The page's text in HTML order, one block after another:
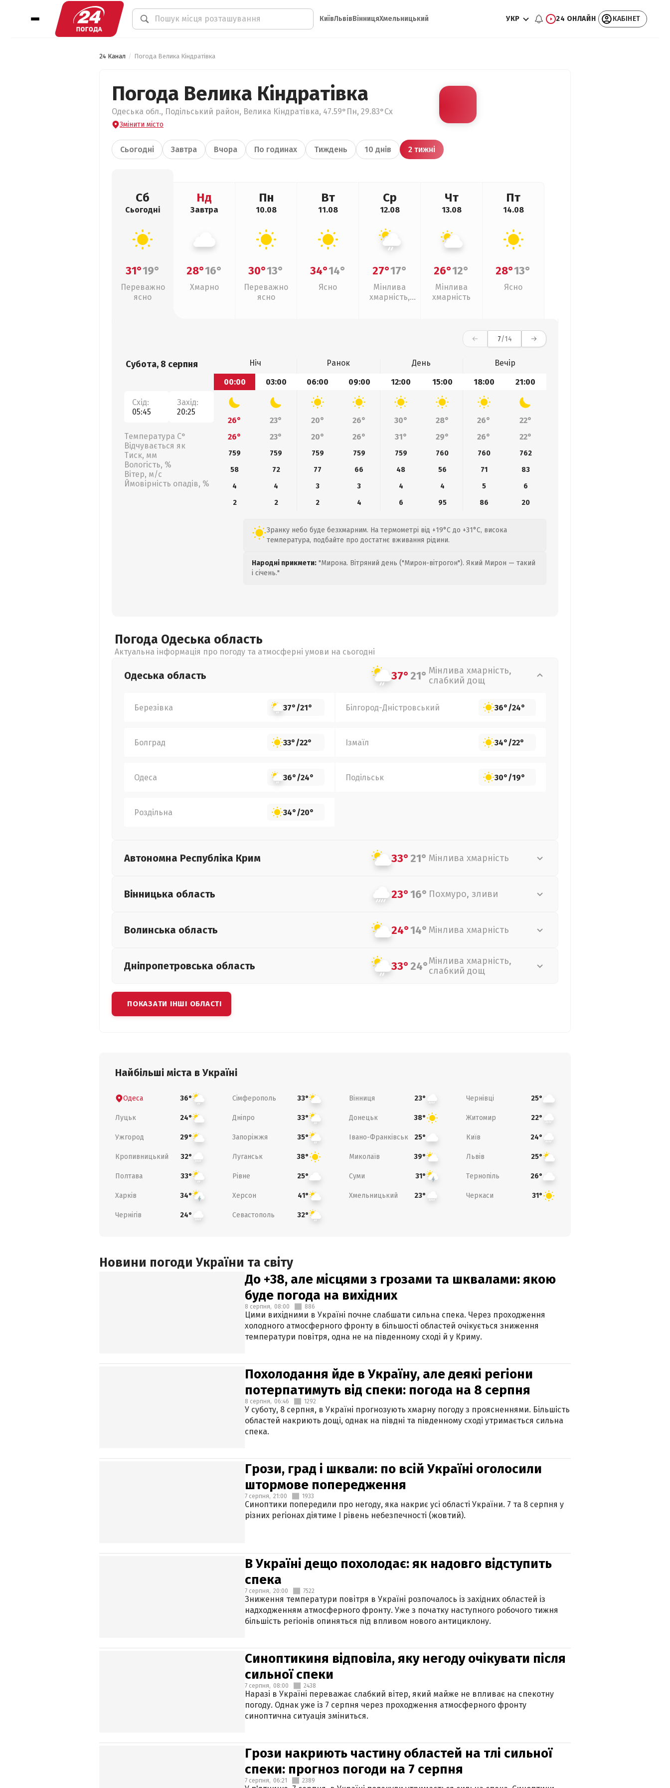
КиївЛьвівВінницяХмельницький УКР 24 ОНЛАЙН КАБІНЕТ
24 Канал Погода Велика Кіндратівка
Погода Велика Кіндратівка
Одеська обл., Подільський район, Велика Кіндратівка, 47.59°Пн, 29.83°Сх
Змінити місто
Сьогодні Завтра Вчора По годинах Тиждень 10 днів 2 тижні
Сб
Сьогодні
31°19°
Переважно
ясно
Нд
Завтра
28°16°
Хмарно
Пн
10.08
30°13°
Переважно
ясно
Вт
11.08
34°14°
Ясно
Ср
12.08
27°17°
Мінлива
хмарність,
Чт
13.08
26°12°
Мінлива
хмарність
Пт
14.08
28°13°
Ясно
7/14
Субота, 8 серпня
Схід:
05:45
Захід:
20:25
Температура С°
Відчувається як
Тиск, мм
Вологість, %
Вітер, м/с
Ймовірність опадів, %
Ніч Ранок День
Вечір
00:00
03:00 06:00 09:00 12:00 15:00 18:00 21:00
26° 23° 20° 26° 30° 28° 26°
22°
26°
23° 20° 26° 31° 29° 26° 22°
759 759 759 759 759 760 760
762
58
72 77 66 48 56 71
83
4
4 3 3 4 4 5
6
2
2 2 4 6 95 86 20
Зранку небо буде безхмарним. На термометрі від +19°C до +31°C, висока
температура, подбайте про достатнє вживання рідини.
Народні прикмети: "Мирона. Вітряний день ("Мирон-вітрогон"). Який Мирон — такий
і січень."
Погода Одеська область
Актуальна інформація про погоду та атмосферні умови на сьогодні
Одеська область 37°21° Мінлива хмарність,
слабкий дощ
Березівка 37°/21° Білгород-Дністровський 36°/24°
Болград 33°/22° Ізмаїл 34°/22°
Одеса 36°/24° Подільськ 30°/19°
Роздільна 34°/20°
Автономна Республіка Крим 33°21° Мінлива хмарність
Вінницька область 23°16° Похмуро, зливи
Волинська область 24°14° Мінлива хмарність
Дніпропетровська область 33°24°Мінлива хмарність,
слабкий дощ
ПОКАЗАТИ ІНШІ ОБЛАСТІ
Найбільші міста в Україні
Одеса 36° Сімферополь 33° Вінниця 23° Чернівці 25°
Луцьк 24° Дніпро 33° Донецьк 38° Житомир 22°
Ужгород 29° Запоріжжя 35° Івано-Франківськ 25° Київ 24°
Кропивницький 32° Луганськ 38° Миколаїв 39° Львів 25°
Полтава 33° Рівне 25° Суми 31° Тернопіль 26°
Харків 34° Херсон 41° Хмельницький 23° Черкаси 31°
Чернігів 24° Севастополь 32°
Новини погоди України та світу
До +38, але місцями з грозами та шквалами: якою
буде погода на вихідних
8 серпня, 08:00 886
Цими вихідними в Україні почне слабшати сильна спека. Через проходження
холодного атмосферного фронту в більшості областей очікується зниження
температури повітря, одна не на південному сході й у Криму.
Похолодання йде в Україну, але деякі регіони
потерпатимуть від спеки: погода на 8 серпня
8 серпня, 06:46 1292
У суботу, 8 серпня, в Україні прогнозують хмарну погоду з проясненнями. Більшість
областей накриють дощі, однак на півдні та південному сході утримається сильна
спека.
Грози, град і шквали: по всій Україні оголосили
штормове попередження
7 серпня, 21:00 1933
Синоптики попередили про негоду, яка накриє усі області України. 7 та 8 серпня у
різних регіонах діятиме І рівень небезпечності (жовтий).
В Україні дещо похолодає: як надовго відступить
спека
7 серпня, 20:00 7522
Зниження температури повітря в Україні розпочалось із західних областей із
надходженням атмосферного фронту. Уже з початку наступного робочого тижня
більшість регіонів опиняться під впливом нового антициклону.
Синоптикиня відповіла, яку негоду очікувати після
сильної спеки
7 серпня, 08:00 2438
Наразі в Україні переважає слабкий вітер, який майже не впливає на спекотну
погоду. Однак уже із 7 серпня через проходження атмосферного фронту
синоптична ситуація зміниться.
Грози накриють частину областей на тлі сильної
спеки: прогноз погоди на 7 серпня
7 серпня, 06:21 2389